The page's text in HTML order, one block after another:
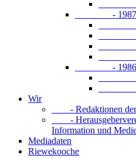
-
- 1987
-
-
-
-
- 1986
-
-
Wir
- Redaktionen der
-
Information und
Mediadaten
Riewekooche